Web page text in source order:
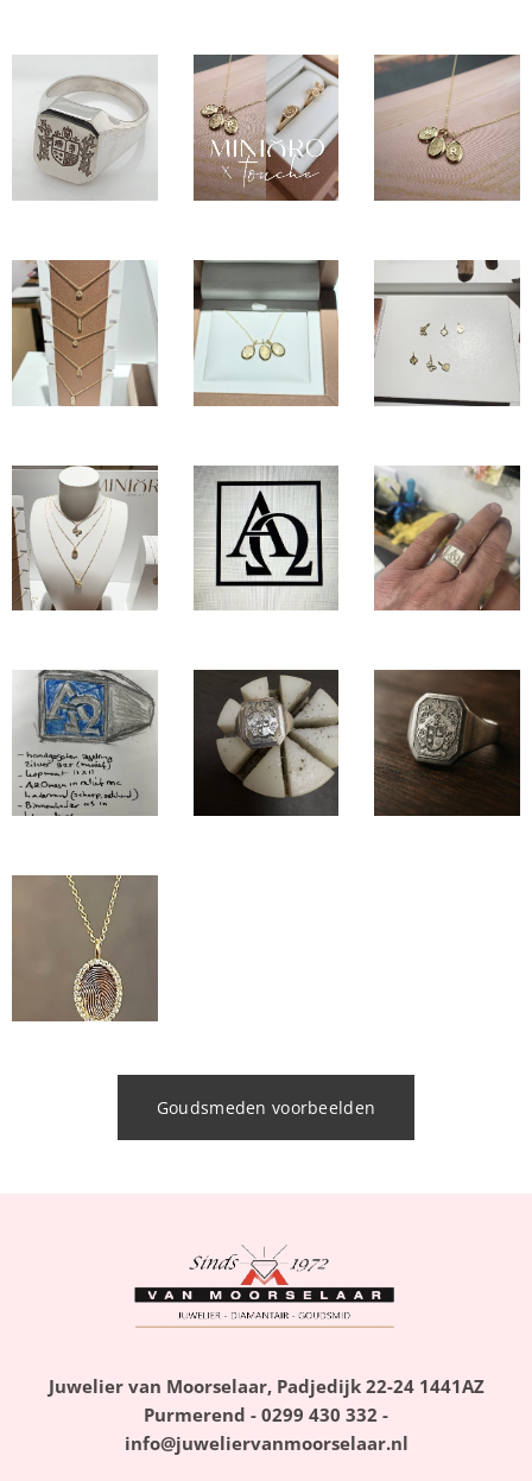
Goudsmeden voorbeelden
Juwelier van Moorselaar, Padjedijk 22-24 1441AZ
Purmerend - 0299 430 332 -
info@juweliervanmoorselaar.nl